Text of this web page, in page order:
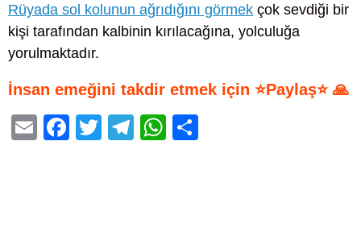
Rüyada sol kolunun ağrıdığını görmek çok sevdiği bir
kişi tarafından kalbinin kırılacağına, yolculuğa
yorulmaktadır.
İnsan emeğini takdir etmek için ⭐Paylaş⭐ 🙏
E
F
T
T
W